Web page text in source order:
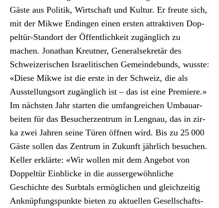
Gäste aus Poli­tik, Wirtschaft und Kul­tur. Er freute sich,
mit der Mik­we Endin­gen einen ersten attrak­tiv­en Dop­
peltür-Stan­dort der Öffentlichkeit zugänglich zu
machen. Jonathan Kreut­ner, Gen­er­alsekretär des
Schweiz­erischen Israelitis­chen Gemein­de­bunds, wusste:
«Diese Mik­we ist die erste in der Schweiz, die als
Ausstel­lung­sort zugänglich ist – das ist eine Pre­miere.»
Im näch­sten Jahr starten die umfan­gre­ichen Umbauar­
beit­en für das Besucherzen­trum in Leng­nau, das in zir­
ka zwei Jahren seine Türen öff­nen wird. Bis zu 25 000
Gäste sollen das Zen­trum in Zukun­ft jährlich besuchen.
Keller erk­lärte: «Wir wollen mit dem Ange­bot von
Dop­peltür Ein­blicke in die aussergewöhn­liche
Geschichte des Surb­tals ermöglichen und gle­ichzeit­ig
Anknüp­fungspunk­te bieten zu aktuellen Gesellschaft­s­